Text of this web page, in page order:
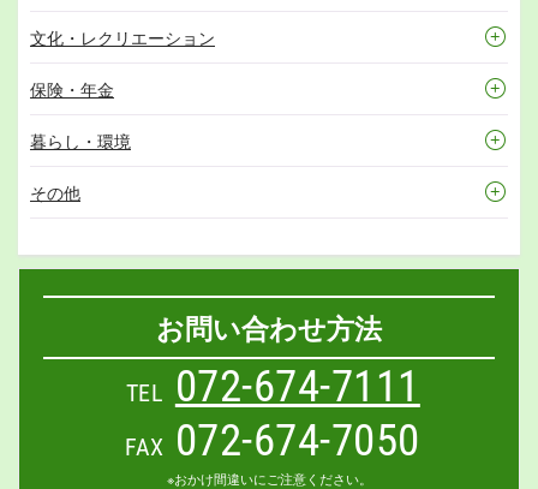
文化・レクリエーション
保険・年金
暮らし・環境
その他
お問い合わせ方法
TEL 072-674-7111
FAX 072-674-7050
※おかけ間違いにご注意ください。